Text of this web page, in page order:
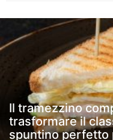
Il tramezzino
trasformare il
spuntino perfetto